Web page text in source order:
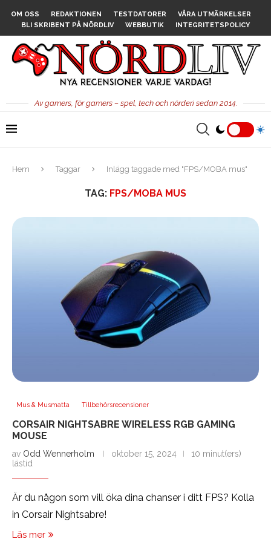
OM OSS REDAKTIONEN TESTDATORER
VÅRA UTMÄRKELSER
BLI SKRIBENT PÅ NÖRDLIV
WEBBUTIK INTEGRITETSPOLICY
Av gamers, för gamers – spel, tech och nörderi sedan 2014.
Hem Taggar Inlägg taggade med "FPS/MOBA mus"
TAG: FPS/MOBA MUS
Mus & Musmatta Tillbehörsrecensioner
CORSAIR NIGHTSABRE WIRELESS RGB GAMING
MOUSE
av Odd Wennerholm oktober 15, 2024
10 minut(ers)
lästid
Är du någon som vill öka dina chanser i ditt FPS? Kolla
in Corsair Nightsabre!
Läs mer